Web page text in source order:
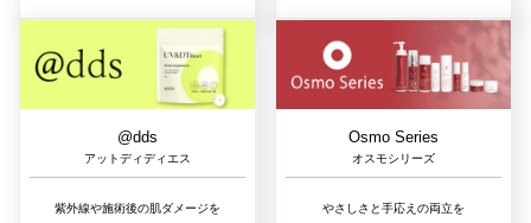
@dds
アットディディエス
紫外線や施術後の肌ダメージを
Osmo Series
オスモシリーズ
やさしさと手応えの両立を